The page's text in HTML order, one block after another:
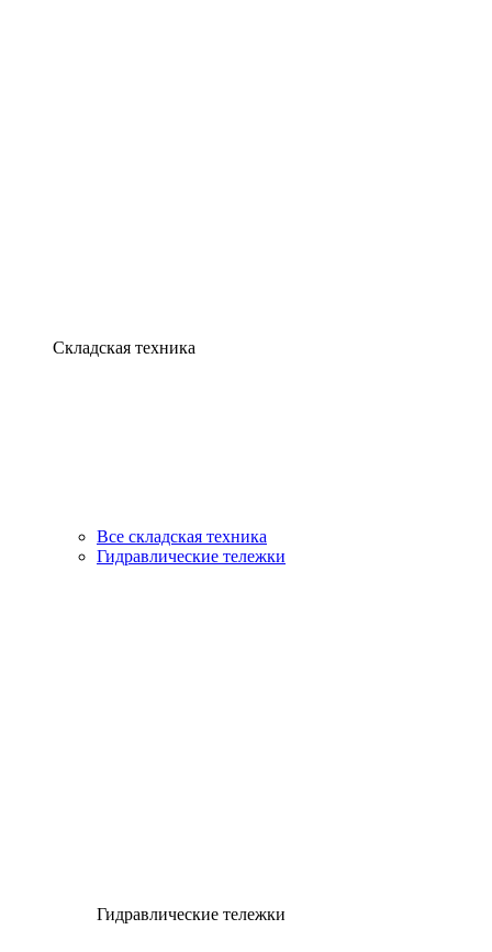
Складская техника
Все складская техника
Гидравлические тележки
Гидравлические тележки